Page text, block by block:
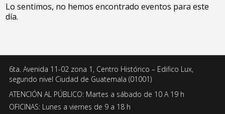
Lo sentimos, no hemos encontrado eventos para este
día.
6ta. Avenida 11-02 zona 1, Centro Histórico – Edifico Lux,
segundo nivel Ciudad de Guatemala (01001)
ATENCIÓN AL PÚBLICO: Martes a sábado de 10 A 19 h
OFICINAS: Lunes a viernes de 9 a 18 h